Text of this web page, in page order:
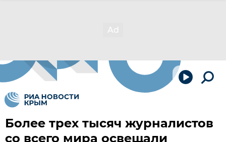
Более трех тысяч журналистов
со всего мира освещали